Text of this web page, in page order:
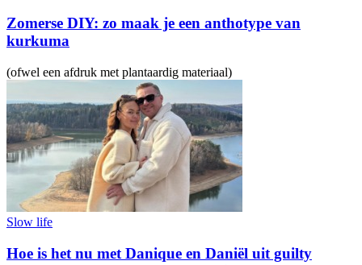
Zomerse DIY: zo maak je een anthotype van
kurkuma
(ofwel een afdruk met plantaardig materiaal)
Slow life
Hoe is het nu met Danique en Daniël uit guilty